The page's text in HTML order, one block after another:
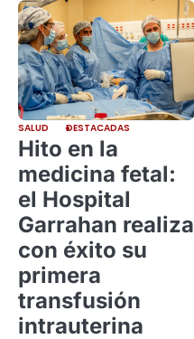
SALUD DESTACADAS
Hito en la
medicina fetal:
el Hospital
Garrahan realiza
con éxito su
primera
transfusión
intrauterina